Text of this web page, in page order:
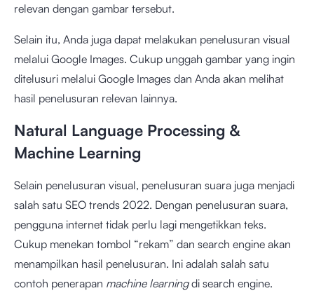
relevan dengan gambar tersebut.
Selain itu, Anda juga dapat melakukan penelusuran visual
melalui Google Images. Cukup unggah gambar yang ingin
ditelusuri melalui Google Images dan Anda akan melihat
hasil penelusuran relevan lainnya.
Natural Language Processing &
Machine Learning
Selain penelusuran visual, penelusuran suara juga menjadi
salah satu SEO trends 2022. Dengan penelusuran suara,
pengguna internet tidak perlu lagi mengetikkan teks.
Cukup menekan tombol “rekam” dan search engine akan
menampilkan hasil penelusuran. Ini adalah salah satu
contoh penerapan machine learningdi search engine.